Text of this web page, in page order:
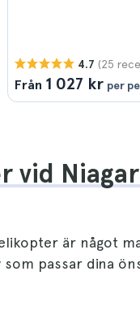
4.7 (25
Från 1 027 kr per
vid
är något
passar dina